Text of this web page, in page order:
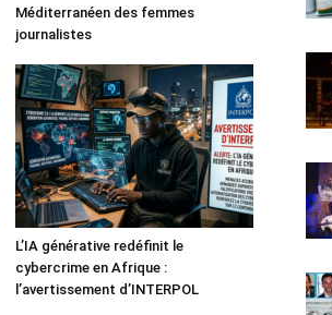
Méditerranéen des femmes
journalistes
L’IA générative redéfinit le
cybercrime en Afrique :
l’avertissement d’INTERPOL